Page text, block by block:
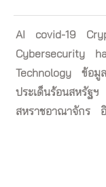
AI covid-19
Cybersecurity
Technology
ข้อมู
ประเด็นร้อนสหรัฐฯ
สหราชอาณาจักร